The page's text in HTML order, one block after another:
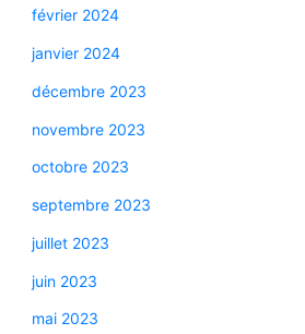
février 2024
janvier 2024
décembre 2023
novembre 2023
octobre 2023
septembre 2023
juillet 2023
juin 2023
mai 2023